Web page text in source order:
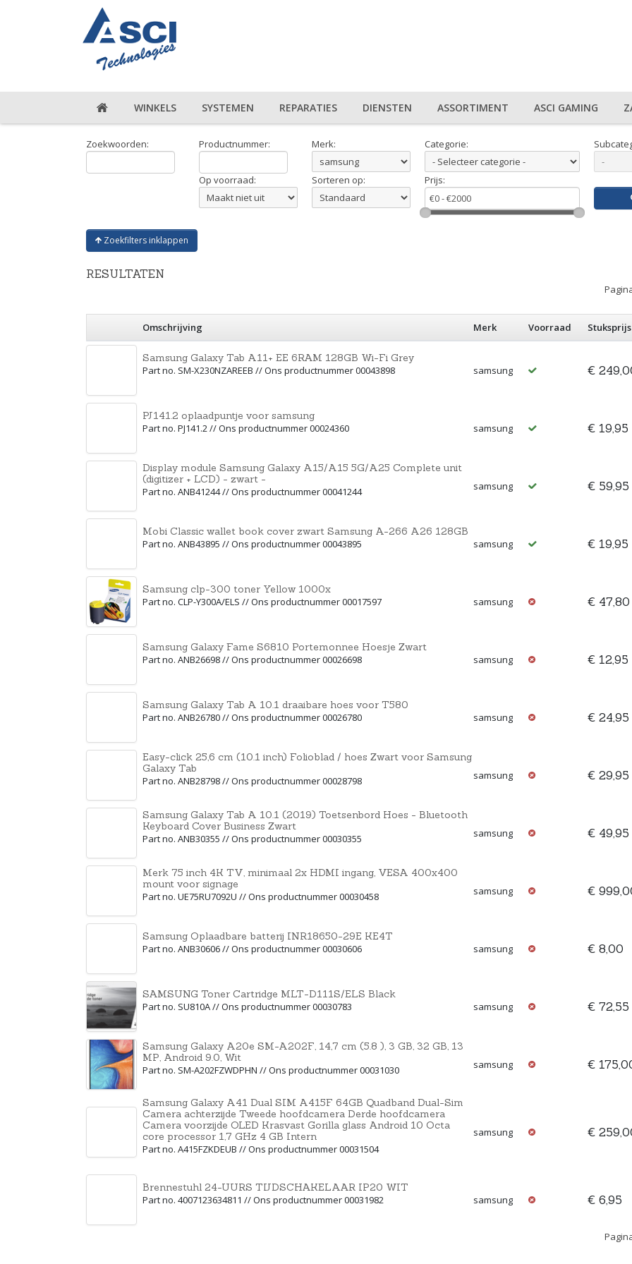
WINKELS SYSTEMEN REPARATIES DIENSTEN ASSORTIMENT ASCI GAMING
Zoekwoorden: Productnummer: Merk: Categorie:
Op voorraad: Sorteren op: Prijs:
Zoekfilters inklappen
RESULTATEN
Omschrijving Merk Voorraad Stuksprijs
Samsung Galaxy Tab A11+ EE 6RAM 128GB Wi-Fi Grey
Part no. SM-X230NZAREEB // Ons productnummer 00043898
samsung €
PJ141.2 oplaadpuntje voor samsung
Part no. PJ141.2 // Ons productnummer 00024360
samsung € 19,95
Display module Samsung Galaxy A15/A15 5G/A25 Complete unit
(digitizer + LCD) - zwart -
Part no. ANB41244 // Ons productnummer 00041244
samsung € 59,95
Mobi Classic wallet book cover zwart Samsung A-266 A26 128GB
Part no. ANB43895 // Ons productnummer 00043895
samsung € 19,95
Samsung clp-300 toner Yellow 1000x
Part no. CLP-Y300A/ELS // Ons productnummer 00017597
samsung € 47,80
Samsung Galaxy Fame S6810 Portemonnee Hoesje Zwart
Part no. ANB26698 // Ons productnummer 00026698
samsung € 12,95
Samsung Galaxy Tab A 10.1 draaibare hoes voor T580
Part no. ANB26780 // Ons productnummer 00026780
samsung € 24,95
Easy-click 25,6 cm (10.1 inch) Folioblad / hoes Zwart voor Samsung
Galaxy Tab
Part no. ANB28798 // Ons productnummer 00028798
samsung € 29,95
Samsung Galaxy Tab A 10.1 (2019) Toetsenbord Hoes - Bluetooth
Keyboard Cover Business Zwart
Part no. ANB30355 // Ons productnummer 00030355
samsung € 49,95
Merk 75 inch 4K TV, minimaal 2x HDMI ingang, VESA 400x400
mount voor signage
Part no. UE75RU7092U // Ons productnummer 00030458
samsung €
Samsung Oplaadbare batterij INR18650-29E KE4T
Part no. ANB30606 // Ons productnummer 00030606
samsung € 8,00
SAMSUNG Toner Cartridge MLT-D111S/ELS Black
Part no. SU810A // Ons productnummer 00030783
samsung € 72,55
Samsung Galaxy A20e SM-A202F, 14,7 cm (5.8 ), 3 GB, 32 GB, 13
MP, Android 9.0, Wit
Part no. SM-A202FZWDPHN // Ons productnummer 00031030
samsung €
Samsung Galaxy A41 Dual SIM A415F 64GB Quadband Dual-Sim
Camera achterzijde Tweede hoofdcamera Derde hoofdcamera
Camera voorzijde OLED Krasvast Gorilla glass Android 10 Octa
core processor 1,7 GHz 4 GB Intern
Part no. A415FZKDEUB // Ons productnummer 00031504
samsung €
Brennestuhl 24-UURS TIJDSCHAKELAAR IP20 WIT
Part no. 4007123634811 // Ons productnummer 00031982
samsung € 6,95